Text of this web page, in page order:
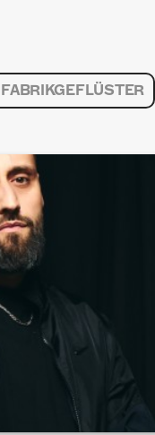
FABRIKGEFLÜSTER